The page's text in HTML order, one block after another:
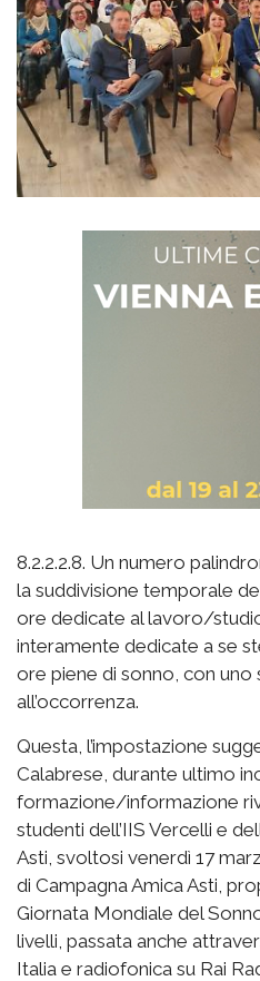
8.2.2.2.8. Un numero
la suddivisione temporale
ore dedicate al lavoro/
interamente dedicate a se
ore piene di sonno, con
all’occorrenza.
Questa, l’impostazione
Calabrese, durante ultimo
formazione/informazione
studenti dell’IIS Vercelli e
Asti, svoltosi venerdì 17
di Campagna Amica Asti,
Giornata Mondiale del
livelli, passata anche
Italia e radiofonica su Rai